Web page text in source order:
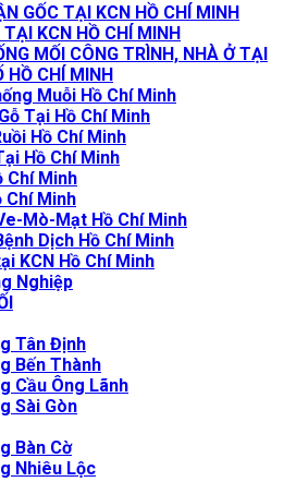
GỐC TẠI KCN HỒ CHÍ MINH
KCN HỒ CHÍ MINH
MỐI CÔNG TRÌNH, NHÀ Ở TẠI
HỒ CHÍ MINH
Muỗi Hồ Chí Minh
Tại Hồ Chí Minh
Hồ Chí Minh
Hồ Chí Minh
Chí Minh
Chí Minh
Mò-Mạt Hồ Chí Minh
Dịch Hồ Chí Minh
KCN Hồ Chí Minh
Nghiệp
Tân Định
Bến Thành
Cầu Ông Lãnh
Sài Gòn
Bàn Cờ
Nhiêu Lộc